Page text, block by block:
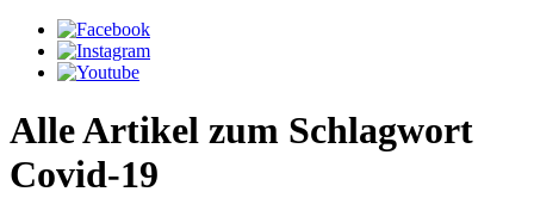
Alle Artikel zum Schlagwort
Covid-19